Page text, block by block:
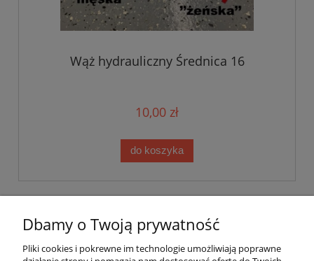
Wąż hydrauliczny Średnica 16
10,00 zł
do koszyka
Dbamy o Twoją prywatność
Pliki cookies i pokrewne im technologie umożliwiają poprawne